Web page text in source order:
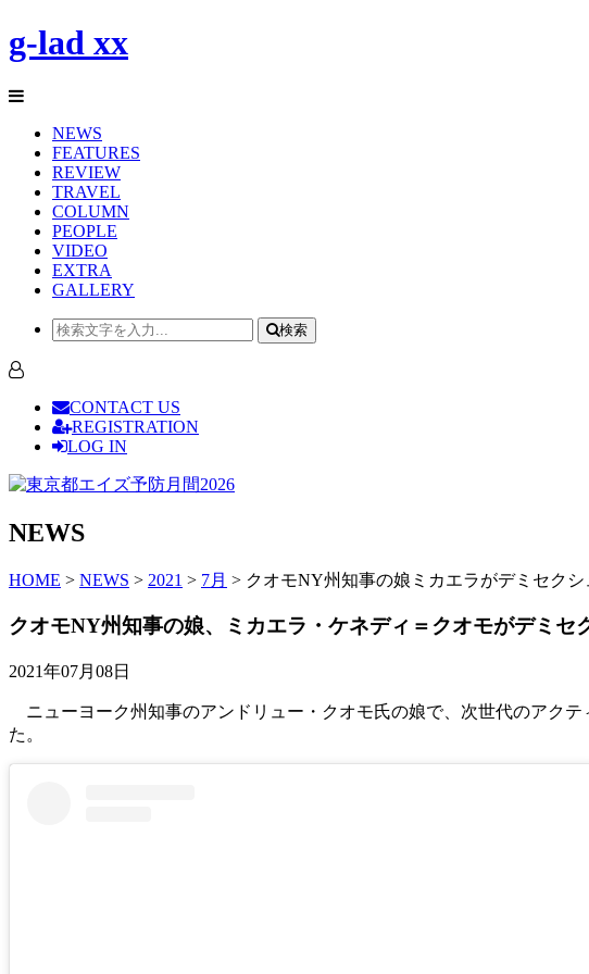
g-lad xx
NEWS
FEATURES
REVIEW
TRAVEL
COLUMN
PEOPLE
VIDEO
EXTRA
GALLERY
検索
CONTACT US
REGISTRATION
LOG IN
NEWS
HOME > NEWS > 2021 > 7月 > クオモNY州知事の娘ミカエラがデミセクシ
クオモNY州知事の娘、ミカエラ・ケネディ＝クオモがデミセ
2021年07月08日
ニューヨーク州知事のアンドリュー・クオモ氏の娘で、次世代のアク
た。